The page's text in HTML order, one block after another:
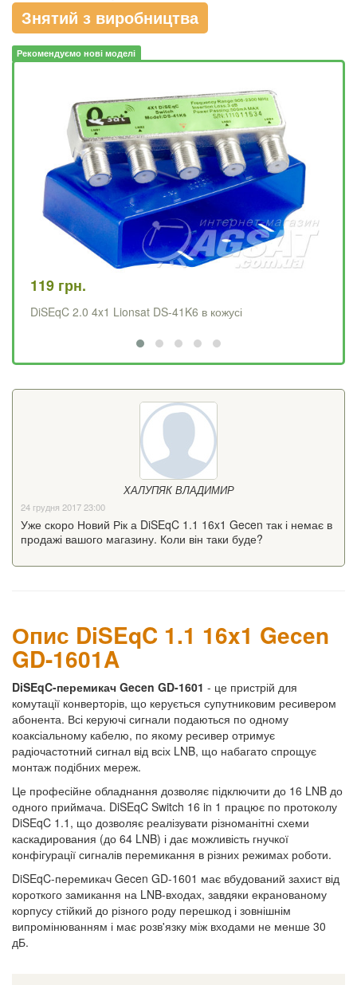
Знятий з виробництва
Рекомендуємо нові моделі
119 грн.
DiSEqC 2.0 4x1 Lionsat DS-41K6 в кожусі
ХАЛУПЯК ВЛАДИМИР
24 грудня 2017 23:00
Уже скоро Новий Рік а DiSEqC 1.1 16x1 Gecen так і немає в
продажі вашого магазину. Коли він таки буде?
Опис DiSEqC 1.1 16x1 Gecen
GD-1601A
DiSEqC-перемикач Gecen GD-1601 - це пристрій для
комутації конверторів, що керується супутниковим ресивером
абонента. Всі керуючі сигнали подаються по одному
коаксіальному кабелю, по якому ресивер отримує
радіочастотний сигнал від всіх LNB, що набагато спрощує
монтаж подібних мереж.
Це професійне обладнання дозволяє підключити до 16 LNB до
одного приймача. DiSEqC Switch 16 in 1 працює по протоколу
DiSEqC 1.1, що дозволяє реалізувати різноманітні схеми
каскадирования (до 64 LNB) і дає можливість гнучкої
конфігурації сигналів перемикання в різних режимах роботи.
DiSEqC-перемикач Gecen GD-1601 має вбудований захист від
короткого замикання на LNB-входах, завдяки екранованому
корпусу стійкий до різного роду перешкод і зовнішнім
випромінюванням і має розв'язку між входами не менше 30
дБ.